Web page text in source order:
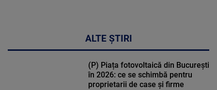
ALTE ȘTIRI
(P) Piața fotovoltaică din București
în 2026: ce se schimbă pentru
proprietarii de case și firme